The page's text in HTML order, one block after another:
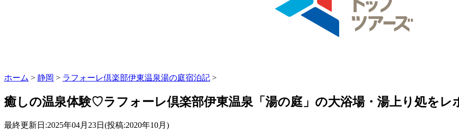
ホーム > 静岡 > ラフォーレ倶楽部伊東温泉湯の庭宿泊記 >
癒しの温泉体験♡ラフォーレ倶楽部伊東温泉「湯の庭」の大浴場・湯上り処をレ
最終更新日:2025年04月23日(投稿:2020年10月)